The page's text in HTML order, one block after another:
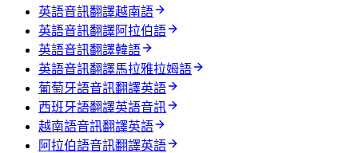
英語音訊翻譯越南語
英語音訊翻譯阿拉伯語
英語音訊翻譯韓語
英語音訊翻譯馬拉雅拉姆語
葡萄牙語音訊翻譯英語
西班牙語翻譯英語音訊
越南語音訊翻譯英語
阿拉伯語音訊翻譯英語